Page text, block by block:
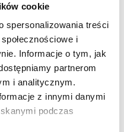
cookie
spersonalizowania treści
i
Informacje o tym, jak
partnerom
i analitycznym.
z innymi danymi
podczas
IMPREZKĄ
POTAŃCÓWKĄ